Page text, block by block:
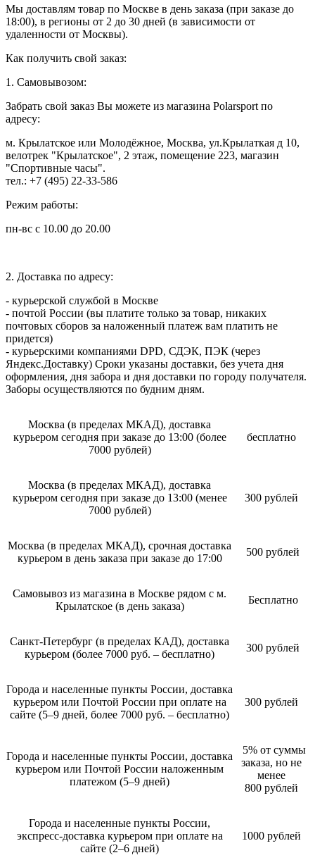
Мы доставлям товар по Москве в день заказа (при заказе до
18:00), в регионы от 2 до 30 дней (в зависимости от
удаленности от Москвы).
Как получить свой заказ:
1. Самовывозом:
Забрать свой заказ Вы можете из магазина Polarsport по
адресу:
м. Крылатское или Молодёжное, Москва, ул.Крылаткая д 10,
велотрек "Крылатское", 2 этаж, помещение 223, магазин
"Спортивные часы".
тел.: +7 (495) 22-33-586
Режим работы:
пн-вс с 10.00 до 20.00
2. Доставка по адресу:
- курьерской службой в Москве
- почтой России (вы платите только за товар, никаких
почтовых сборов за наложенный платеж вам платить не
придется)
- курьерскими компаниями DPD, СДЭК, ПЭК (через
Яндекс.Доставку) Сроки указаны доставки, без учета дня
оформления, дня забора и дня доставки по городу получателя.
Заборы осуществляются по будним дням.
Москва (в пределах МКАД), доставка
курьером сегодня при заказе до 13:00 (более
7000 рублей)
бесплатно
Москва (в пределах МКАД), доставка
курьером сегодня при заказе до 13:00 (менее
7000 рублей)
300 рублей
Москва (в пределах МКАД), срочная доставка
курьером в день заказа при заказе до 17:00
500 рублей
Самовывоз из магазина в Москве рядом с м.
Крылатское (в день заказа)
Бесплатно
Санкт-Петербург (в пределах КАД), доставка
курьером (более 7000 руб. – бесплатно)
300 рублей
Города и населенные пункты России, доставка
курьером или Почтой России при оплате на
сайте (5–9 дней, более 7000 руб. – бесплатно)
300 рублей
Города и населенные пункты России, доставка
курьером или Почтой России наложенным
платежом (5–9 дней)
5% от суммы
заказа, но не
менее
800 рублей
Города и населенные пункты России,
экспресс-доставка курьером при оплате на
сайте (2–6 дней)
1000 рублей